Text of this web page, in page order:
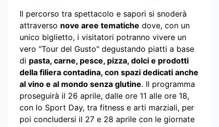
Il percorso tra spettacolo e sapori si snoderà
attraverso nove aree tematiche dove, con un
unico biglietto, i visitatori potranno vivere un
vero "Tour del Gusto" degustando piatti a base
di pasta, carne, pesce, pizza, dolci e prodotti
della filiera contadina, con spazi dedicati anche
al vino e al mondo senza glutine. Il programma
proseguirà il 26 aprile, dalle ore 11 alle ore 18,
con lo Sport Day, tra fitness e arti marziali, per
poi concludersi il 27 e 28 aprile con le giornate